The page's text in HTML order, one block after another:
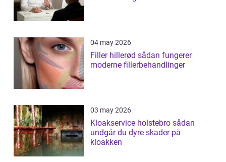
04 may 2026
Filler hillerød sådan fungerer
moderne fillerbehandlinger
03 may 2026
Kloakservice holstebro sådan
undgår du dyre skader på
kloakken